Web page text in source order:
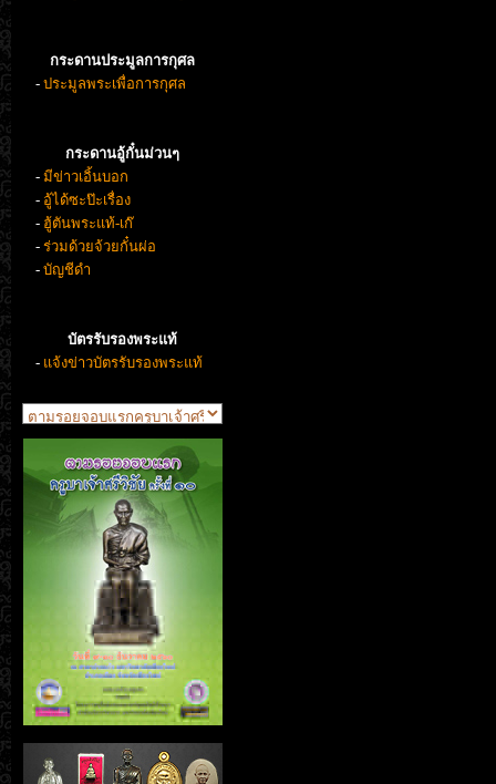
กระดานประมูลการกุศล
- ประมูลพระเพื่อการกุศล
กระดานอู้กั๋นม่วนๆ
- มีข่าวเอิ้นบอก
- อู้ได้ซะป๊ะเรื่อง
- ฮู้ตันพระแท้-เก๊
- ร่วมด้วยจ้วยกั๋นผ่อ
- บัญชีดำ
บัตรรับรองพระแท้
- แจ้งข่าวบัตรรับรองพระแท้